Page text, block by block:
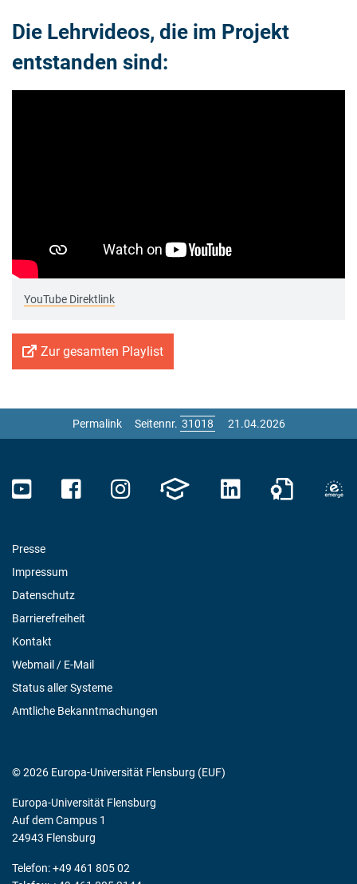
Die Lehrvideos, die im Projekt
entstanden sind:
YouTube Direktlink
Zur gesamten Playlist
Permalink Seitennr. 21.04.2026
Presse
Impressum
Datenschutz
Barrierefreiheit
Kontakt
Webmail / E-Mail
Status aller Systeme
Amtliche Bekanntmachungen
© 2026 Europa-Universität Flensburg (EUF)
Europa-Universität Flensburg
Auf dem Campus 1
24943 Flensburg
Telefon: +49 461 805 02